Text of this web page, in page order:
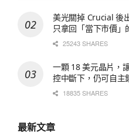
美光關掉 Crucial 後
只拿回「當下市價」
25243 SHARES
一顆 18 美元晶片，
控中斷下，仍可自主
18835 SHARES
最新文章